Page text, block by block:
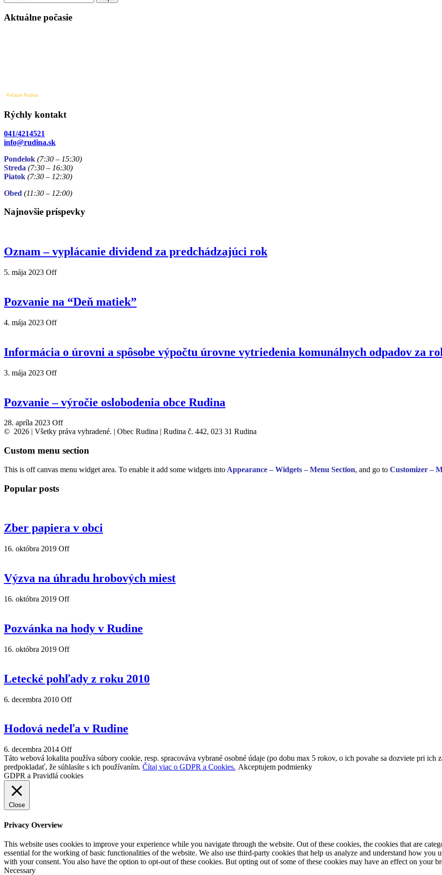
článku
Aktuálne počasie
Počasie Rudina
Rýchly kontakt
041/4214521
info@rudina.sk
Pondelok (7:30 – 15:30)
Streda (7:30 – 16:30)
Piatok (7:30 – 12:30)
Obed (11:30 – 12:00)
Najnovšie príspevky
Oznam – vyplácanie dividend za predchádzajúci rok
5. mája 2023 Off
Pozvanie na “Deň matiek”
4. mája 2023 Off
Informácia o úrovni a spôsobe výpočtu úrovne vytriedenia komunálnych odpadov za
3. mája 2023 Off
Pozvanie – výročie oslobodenia obce Rudina
28. apríla 2023 Off
© 2026 | Všetky práva vyhradené. | Obec Rudina | Rudina č. 442, 023 31 Rudina
Custom menu section
This is off canvas menu widget area. To enable it add some widgets into Appearance – Widgets – Menu Section, and go to Customizer –
Popular posts
Zber papiera v obci
16. októbra 2019 Off
Výzva na úhradu hrobových miest
16. októbra 2019 Off
Pozvánka na hody v Rudine
16. októbra 2019 Off
Letecké pohľady z roku 2010
6. decembra 2010 Off
Hodová nedeľa v Rudine
6. decembra 2014 Off
Táto webová lokalita používa súbory cookie, resp. spracováva vybrané osobné údaje (po dobu max 5 rokov, o ich povahe sa dozviete pri
predpokladať, že súhlasíte s ich používaním. Čítaj viac o GDPR a Cookies. Akceptujem podmienky
GDPR a Pravidlá cookies
Close
Privacy Overview
This website uses cookies to improve your experience while you navigate through the website. Out of these cookies, the cookies that are
essential for the working of basic functionalities of the website. We also use third-party cookies that help us analyze and understand how
with your consent. You also have the option to opt-out of these cookies. But opting out of some of these cookies may have an effect on your
Necessary